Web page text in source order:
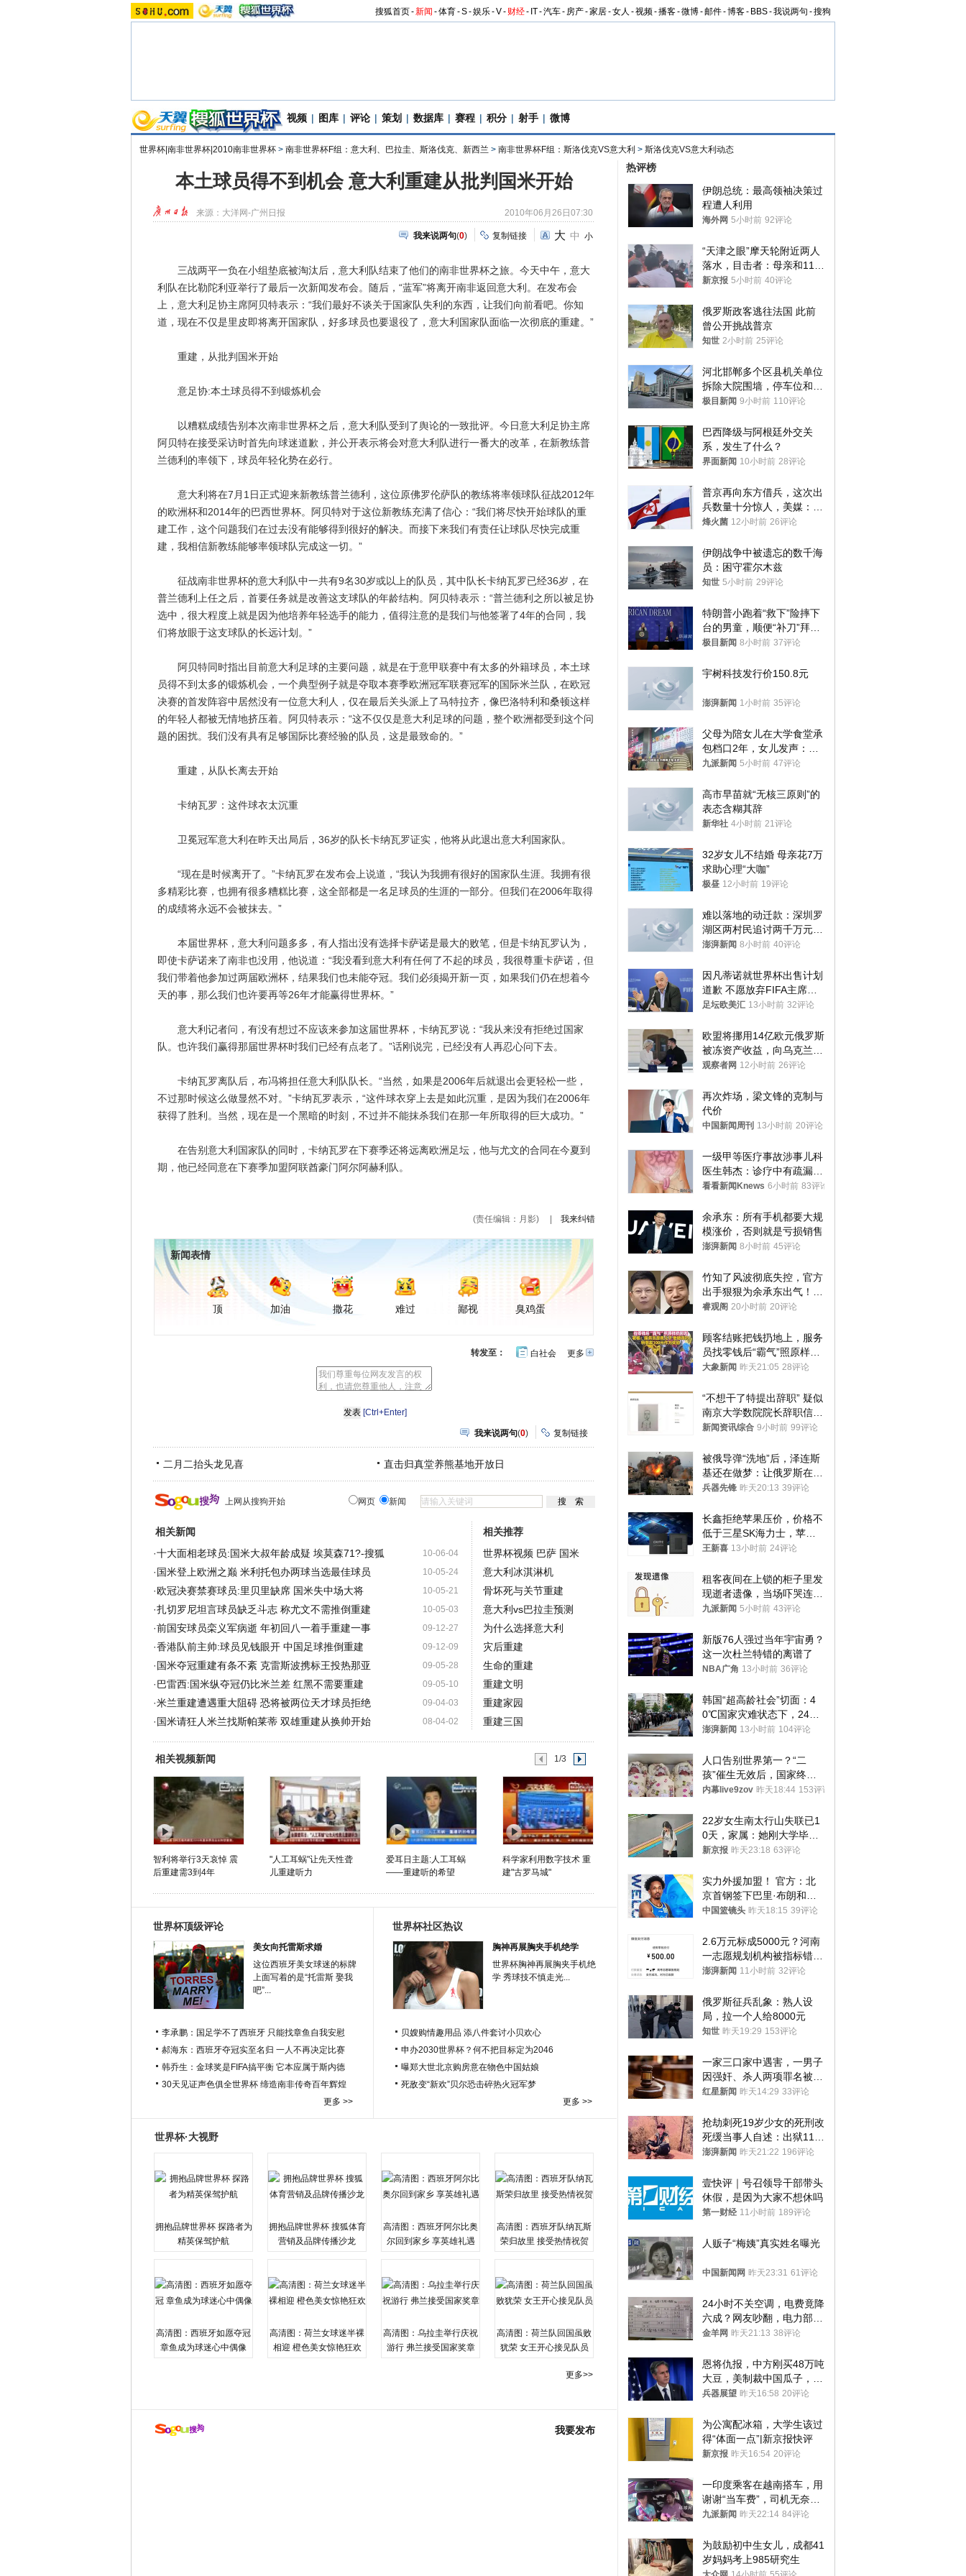
搜狐首页-新闻 -体育-S-娱乐-V- 财经- IT-汽车- 房产-家居-女人 -视频-播客-微博-邮件-博客- BBS-我说两句 -搜狗
视频 | 图库 | 评论 | 策划 | 数据库 | 赛程 | 积分 | 射手 | 微博
世界杯|南非世界杯|2010南非世界杯 > 南非世界杯F组：意大利、巴拉圭、斯洛伐克、新西兰 > 南非世界杯F组：斯洛伐克VS意大利 > 斯洛伐克VS意大利动态
本土球员得不到机会 意大利重建从批判国米开始
来源： 大洋网-广州日报 2010年06月26日07:30
我来说两句(0) 复制链接 大 中 小
三战两平一负在小组垫底被淘汰后，意大利队结束了他们的南非世界杯之旅。今天中午，意大
利队在比勒陀利亚举行了最后一次新闻发布会。随后，“蓝军”将离开南非返回意大利。在发布会
上，意大利足协主席阿贝特表示：“我们最好不谈关于国家队失利的东西，让我们向前看吧。你知
道，现在不仅是里皮即将离开国家队，好多球员也要退役了，意大利国家队面临一次彻底的重建。”
重建，从批判国米开始
意足协:本土球员得不到锻炼机会
以糟糕成绩告别本次南非世界杯之后，意大利队受到了舆论的一致批评。今日意大利足协主席
阿贝特在接受采访时首先向球迷道歉，并公开表示将会对意大利队进行一番大的改革，在新教练普
兰德利的率领下，球员年轻化势在必行。
意大利将在7月1日正式迎来新教练普兰德利，这位原佛罗伦萨队的教练将率领球队征战2012年
的欧洲杯和2014年的巴西世界杯。阿贝特对于这位新教练充满了信心：“我们将尽快开始球队的重
建工作，这个问题我们在过去没有能够得到很好的解决。而接下来我们有责任让球队尽快完成重
建，我相信新教练能够率领球队完成这一切。”
征战南非世界杯的意大利队中一共有9名30岁或以上的队员，其中队长卡纳瓦罗已经36岁，在
普兰德利上任之后，首要任务就是改善这支球队的年龄结构。阿贝特表示：“普兰德利之所以被足协
选中，很大程度上就是因为他培养年轻选手的能力，值得注意的是我们与他签署了4年的合同，我
们将放眼于这支球队的长远计划。”
阿贝特同时指出目前意大利足球的主要问题，就是在于意甲联赛中有太多的外籍球员，本土球
员得不到太多的锻炼机会，一个典型例子就是夺取本赛季欧洲冠军联赛冠军的国际米兰队，在欧冠
决赛的首发阵容中居然没有一位意大利人，仅在最后关头派上了马特拉齐，像巴洛特利和桑顿这样
的年轻人都被无情地挤压着。阿贝特表示：“这不仅仅是意大利足球的问题，整个欧洲都受到这个问
题的困扰。我们没有具有足够国际比赛经验的队员，这是最致命的。”
重建，从队长离去开始
卡纳瓦罗：这件球衣太沉重
卫冕冠军意大利在昨天出局后，36岁的队长卡纳瓦罗证实，他将从此退出意大利国家队。
“现在是时候离开了。”卡纳瓦罗在发布会上说道，“我认为我拥有很好的国家队生涯。我拥有很
多精彩比赛，也拥有很多糟糕比赛，这全部都是一名足球员的生涯的一部分。但我们在2006年取得
的成绩将永远不会被抹去。”
本届世界杯，意大利问题多多，有人指出没有选择卡萨诺是最大的败笔，但是卡纳瓦罗认为，
即使卡萨诺来了南非也没用，他说道：“我没看到意大利有任何了不起的球员，我很尊重卡萨诺，但
我们带着他参加过两届欧洲杯，结果我们也未能夺冠。我们必须揭开新一页，如果我们仍在想着今
天的事，那么我们也许要再等26年才能赢得世界杯。”
意大利记者问，有没有想过不应该来参加这届世界杯，卡纳瓦罗说：“我从来没有拒绝过国家
队。也许我们赢得那届世界杯时我们已经有点老了。”话刚说完，已经没有人再忍心问下去。
卡纳瓦罗离队后，布冯将担任意大利队队长。“当然，如果是2006年后就退出会更轻松一些，
不过那时候这么做显然不对。”卡纳瓦罗表示，“这件球衣穿上去是如此沉重，是因为我们在2006年
获得了胜利。当然，现在是一个黑暗的时刻，不过并不能抹杀我们在那一年所取得的巨大成功。”
在告别意大利国家队的同时，卡纳瓦罗在下赛季还将远离欧洲足坛，他与尤文的合同在今夏到
期，他已经同意在下赛季加盟阿联酋豪门阿尔阿赫利队。
(责任编辑：月影) 我来纠错
新闻表情
顶 加油 撒花 难过 鄙视 臭鸡蛋
更多开
转发至： 白社会
[Ctrl+Enter]
我来说两句(0) 复制链接
二月二抬头龙见喜 直击归真堂养熊基地开放日
上网从搜狗开始 网页 新闻
相关新闻
10-06-04
·十大面相老球员:国米大叔年龄成疑 埃莫森71?-搜狐
10-05-24
· 国米登上欧洲之巅 米利托包办两球当选最佳球员
10-05-21
·欧冠决赛禁赛球员:里贝里缺席 国米失中场大将
10-05-03
·扎切罗尼坦言球员缺乏斗志 称尤文不需推倒重建
09-12-27
·前国安球员栾义军病逝 年初回八一着手重建一事
09-12-09
·香港队前主帅:球员见钱眼开 中国足球推倒重建
09-05-28
· 国米夺冠重建有条不紊 克雷斯波携标王投热那亚
09-05-10
·巴雷西:国米纵夺冠仍比米兰差 红黑不需要重建
09-04-03
·米兰重建遭遇重大阻碍 恐将被两位天才球员拒绝
08-04-02
· 国米请狂人米兰找斯帕莱蒂 双雄重建从换帅开始
相关推荐
世界杯视频 巴萨 国米
意大利冰淇淋机
骨坏死与关节重建
意大利vs巴拉圭预测
为什么选择意大利
灾后重建
生命的重建
重建文明
重建家园
重建三国
相关视频新闻 1/3
智利将举行3天哀悼 震
后重建需3到4年
"人工耳蜗"让先天性聋
儿重建听力
爱耳日主题:人工耳蜗
——重建听的希望
科学家利用数字技术 重
建"古罗马城"
世界杯顶级评论
美女向托雷斯求婚
这位西班牙美女球迷的标牌
上面写着的是“托雷斯 娶我
吧”...
李承鹏：国足学不了西班牙 只能找章鱼自我安慰
郝海东：西班牙夺冠实至名归 一人不再决定比赛
韩乔生：金球奖是FIFA搞平衡 它本应属于斯内德
30天见证声色俱全世界杯 缔造南非传奇百年辉煌
更多 >>
世界杯社区热议
胸神再展胸夹手机绝学
世界杯胸神再展胸夹手机绝
学 秀球技不慎走光...
贝嫂购情趣用品 添八件套讨小贝欢心
申办2030世界杯？何不把目标定为2046
曝郑大世北京购房意在物色中国姑娘
死敌变“新欢”贝尔恐击碎热火冠军梦
更多 >>
世界杯·大视野
拥抱品牌世界杯 探路者为
精英保驾护航
拥抱品牌世界杯 搜狐体育
营销及品牌传播沙龙
高清图：西班牙阿尔比奥
尔回到家乡 享英雄礼遇
高清图：西班牙队纳瓦斯
荣归故里 接受热情祝贺
高清图：西班牙如愿夺冠
章鱼成为球迷心中偶像
高清图：荷兰女球迷半裸
相迎 橙色美女惊艳狂欢
高清图：乌拉圭举行庆祝
游行 弗兰接受国家奖章
高清图：荷兰队回国虽败
犹荣 女王开心接见队员
更多>>
我要发布
热评榜
伊朗总统：最高领袖决策过
程遭人利用
海外网 5小时前 92评论
“天津之眼”摩天轮附近两人
落水，目击者：母亲和11岁
儿子先后被打捞上岸
新京报 5小时前 40评论
俄罗斯政客逃往法国 此前
曾公开挑战普京
知世 2小时前 25评论
河北邯郸多个区县机关单位
拆除大院围墙，停车位和厕
所免费开放，当地多部门回
极目新闻 9小时前 110评论
巴西降级与阿根廷外交关
系，发生了什么？
界面新闻 10小时前 28评论
普京再向东方借兵，这次出
兵数量十分惊人，美媒：俄
朝要动真格？
烽火菌 12小时前 26评论
伊朗战争中被遗忘的数千海
员：困守霍尔木兹
知世 5小时前 29评论
特朗普小跑着“救下”险摔下
台的男童，顺便“补刀”拜
登：“我可不想他像拜登一
极目新闻 8小时前 37评论
宇树科技发行价150.8元
澎湃新闻 1小时前 35评论
父母为陪女儿在大学食堂承
包档口2年，女儿发声：初
衷是为了陪伴，毕业后将不
九派新闻 5小时前 47评论
高市早苗就“无核三原则”的
表态含糊其辞
新华社 4小时前 21评论
32岁女儿不结婚 母亲花7万
求助心理“大咖”
极昼 12小时前 19评论
难以落地的动迁款：深圳罗
湖区两村民追讨两千万元动
迁款八年未果
澎湃新闻 8小时前 40评论
因凡蒂诺就世界杯出售计划
道歉 不愿放弃FIFA主席职
位
足坛欧美汇 13小时前 32评论
欧盟将挪用14亿欧元俄罗斯
被冻资产收益，向乌克兰提
供援助
观察者网 12小时前 26评论
再次炸场，梁文锋的克制与
代价
中国新闻周刊 13小时前 20评论
一级甲等医疗事故涉事儿科
医生韩杰：诊疗中有疏漏，
我认错，但不能认罪
看看新闻Knews 6小时前 83评论
余承东：所有手机都要大规
模涨价，否则就是亏损销售
澎湃新闻 8小时前 45评论
竹知了风波彻底失控，官方
出手狠狠为余承东出气！雷
军果然没说错
睿观阁 20小时前 20评论
顾客结账把钱扔地上，服务
员找零钱后“霸气”照原样扔
回去
大象新闻 昨天21:05 28评论
“不想干了特提出辞职” 疑似
南京大学数院院长辞职信流
传 院方回应
新闻资讯综合 9小时前 99评论
被俄导弹“洗地”后，泽连斯
基还在做梦：让俄罗斯在冬
季前求和？
兵器先锋 昨天20:13 39评论
长鑫拒绝苹果压价，价格不
低于三星SK海力士，苹果
失去了议价权
王新喜 13小时前 24评论
租客夜间在上锁的柜子里发
现逝者遗像，当场吓哭连夜
搬离，房东退还押金
九派新闻 5小时前 43评论
新版76人强过当年宇宙勇？
这一次杜兰特错的离谱了
NBA广角 13小时前 36评论
韩国“超高龄社会”切面：4
0℃国家灾难状态下，2400
名首尔老人还在巷子里收废
澎湃新闻 13小时前 104评论
人口告别世界第一？“二
孩”催生无效后，国家终于
向住房出手了！
内幕live9zov 昨天18:44 153评论
22岁女生南太行山失联已1
0天，家属：她刚大学毕业
想到山里旅行
新京报 昨天23:18 63评论
实力外援加盟！ 官方：北
京首钢签下巴里·布朗和桑
普森
中国篮镜头 昨天18:15 39评论
2.6万元标成5000元？河南
一志愿规划机构被指标错学
费致考生复读
澎湃新闻 11小时前 32评论
俄罗斯征兵乱象：熟人设
局，拉一个人给8000元
知世 昨天19:29 153评论
一家三口家中遇害，一男子
因强奸、杀人两项罪名被判
死缓 最高检介入后改判无
红星新闻 昨天14:29 33评论
抢劫刺死19岁少女的死刑改
死缓当事人自述：出狱11年
间始终刻意躲避被害人家属
澎湃新闻 昨天21:22 196评论
壹快评｜号召领导干部带头
休假，是因为大家不想休吗
第一财经 11小时前 189评论
人贩子“梅姨”真实姓名曝光
中国新闻网 昨天23:31 61评论
24小时不关空调，电费竟降
六成？网友吵翻，电力部门
回应→
金羊网 昨天21:13 38评论
恩将仇报，中方刚买48万吨
大豆，美制裁中国瓜子，布
林肯措辞变了
兵器展望 昨天16:58 20评论
为公寓配冰箱，大学生该过
得“体面一点”|新京报快评
新京报 昨天16:54 20评论
一印度乘客在越南搭车，用
谢谢“当车费”，司机无奈发
笑；印度网友：不代表印度
九派新闻 昨天22:14 84评论
为鼓励初中生女儿，成都41
岁妈妈考上985研究生